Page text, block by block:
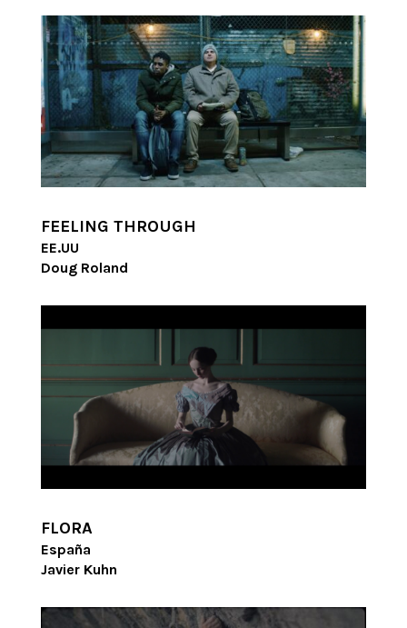
FEELING THROUGH
EE.UU
Doug Roland
FLORA
España
Javier Kuhn